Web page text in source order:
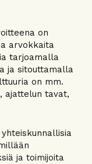
on
arvokkaita
tarjoamalla
ja sitouttamalla
on mm.
ajattelun tavat,
ja toimijoita